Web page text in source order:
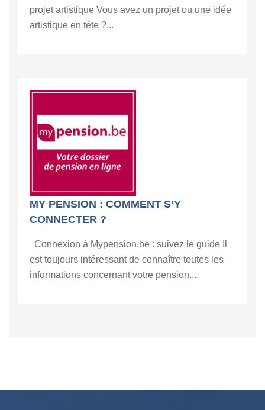
projet artistique Vous avez un projet ou une idée
artistique en tête ?...
MY PENSION : COMMENT S’Y
CONNECTER ?
Connexion à Mypension.be : suivez le guide Il
est toujours intéressant de connaître toutes les
informations concernant votre pension....